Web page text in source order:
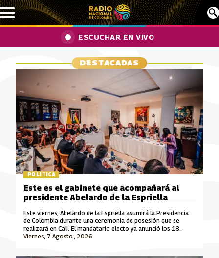
Pasar al contenido principal
ESCUCHAR EN VIVO
DESTACADAS
POLÍTICA
Este viernes, Abelardo de la Espriella asumirá la Presidencia
de Colombia durante una ceremonia de posesión que se
realizará en Cali. El mandatario electo ya anunció los 18
ministros que integrarán su gabinete para el periodo 2026-
Viernes, 7 Agosto , 2026
Este es el gabinete que acompañará al
presidente Abelardo de la Espriella